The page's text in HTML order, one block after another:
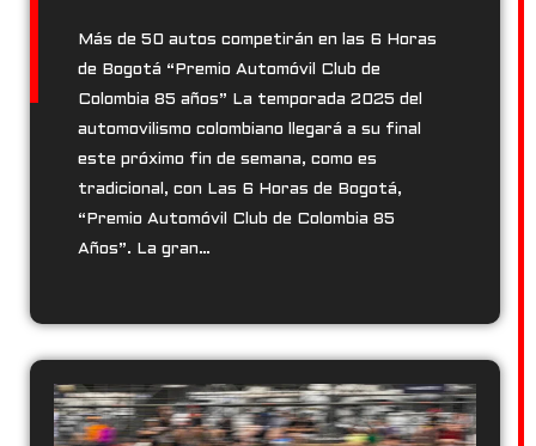
@cumuluscoffee ·
Más de 50 autos competirán en las 6 Horas
de Bogotá “Premio Automóvil Club de
Colombia 85 años” La temporada 2025 del
automovilismo colombiano llegará a su final
este próximo fin de semana, como es
tradicional, con Las 6 Horas de Bogotá,
“Premio Automóvil Club de Colombia 85
Años”. La gran…